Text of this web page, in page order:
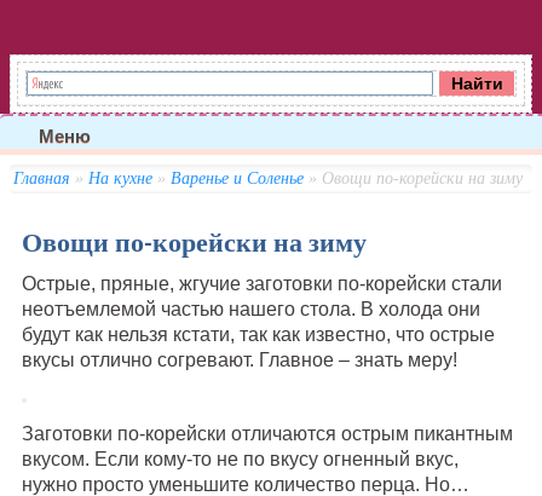
Меню
Главная » На кухне» Варенье и Соленье» Овощи по-корейски на зиму
Овощи по-корейски на зиму
Острые, пряные, жгучие заготовки по-корейски стали
неотъемлемой частью нашего стола. В холода они
будут как нельзя кстати, так как известно, что острые
вкусы отлично согревают. Главное – знать меру!
Заготовки по-корейски отличаются острым пикантным
вкусом. Если кому-то не по вкусу огненный вкус,
нужно просто уменьшите количество перца. Но…